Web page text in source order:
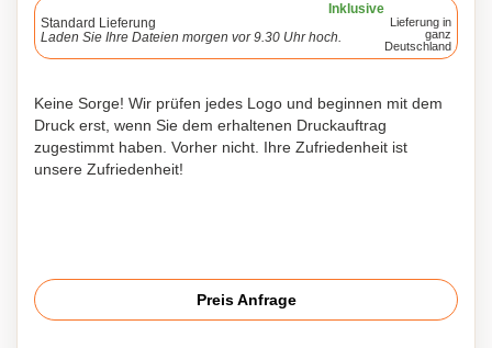
Inklusive
Standard Lieferung
Laden Sie Ihre Dateien morgen vor 9.30 Uhr hoch.
Lieferung in
ganz
Deutschland
Keine Sorge! Wir prüfen jedes Logo und beginnen mit dem
Druck erst, wenn Sie dem erhaltenen Druckauftrag
zugestimmt haben. Vorher nicht. Ihre Zufriedenheit ist
unsere Zufriedenheit!
Preis Anfrage